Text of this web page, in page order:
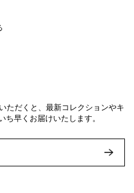
ただくと、最新コレクションやキ
早くお届けいたします。